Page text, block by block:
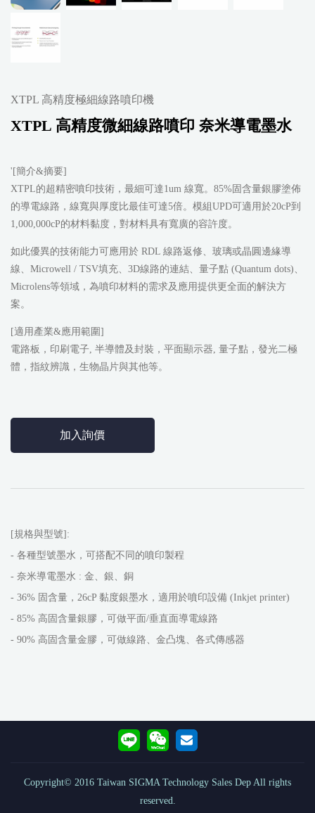
XTPL 高精度極細線路噴印機
XTPL 高精度微細線路噴印 奈米導電墨水
'[簡介&摘要]
XTPL的超精密噴印技術，最細可達1um 線寬。85%固含量銀膠塗佈
的導電線路，線寬與厚度比最佳可達5倍。模組UPD可適用於20cP到
1,000,000cP的材料黏度，對材料具有寬廣的容許度。
如此優異的技術能力可應用於 RDL 線路返修、玻璃或晶圓邊緣導
線、Microwell / TSV填充、3D線路的連結、量子點 (Quantum dots)、
Microlens等領域，為噴印材料的需求及應用提供更全面的解決方
案。
[適用產業&應用範圍]
電路板，印刷電子, 半導體及封裝，平面顯示器, 量子點，發光二極
體，指紋辨識，生物晶片與其他等。
加入詢價
[規格與型號]:
- 各種型號墨水，可搭配不同的噴印製程
- 奈米導電墨水 : 金、銀、銅
- 36% 固含量，26cP 黏度銀墨水，適用於噴印設備 (Inkjet printer)
- 85% 高固含量銀膠，可做平面/垂直面導電線路
- 90% 高固含量金膠，可做線路、金凸塊、各式傳感器
Copyright© 2016 Taiwan SIGMA Technology Sales Dep All rights
reserved.